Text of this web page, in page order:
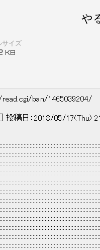
サイズ
KB
や
ban/1465039204/
[] 投稿日：2018/05/17(Thu)